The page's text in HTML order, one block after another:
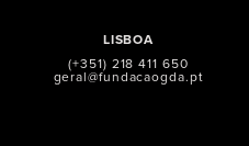
LISBOA
(+351) 218 411 650
geral@fundacaogda.pt